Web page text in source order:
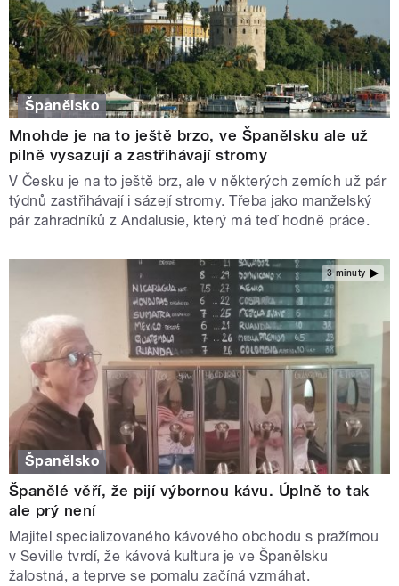
Španělsko
Mnohde je na to ještě brzo, ve Španělsku ale už
pilně vysazují a zastřihávají stromy
V Česku je na to ještě brz, ale v některých zemích už pár
týdnů zastřihávají i sázejí stromy. Třeba jako manželský
pár zahradníků z Andalusie, který má teď hodně práce.
3 minuty
Španělsko
Španělé věří, že pijí výbornou kávu. Úplně to tak
ale prý není
Majitel specializovaného kávového obchodu s pražírnou
v Seville tvrdí, že kávová kultura je ve Španělsku
žalostná, a teprve se pomalu začíná vzmáhat.